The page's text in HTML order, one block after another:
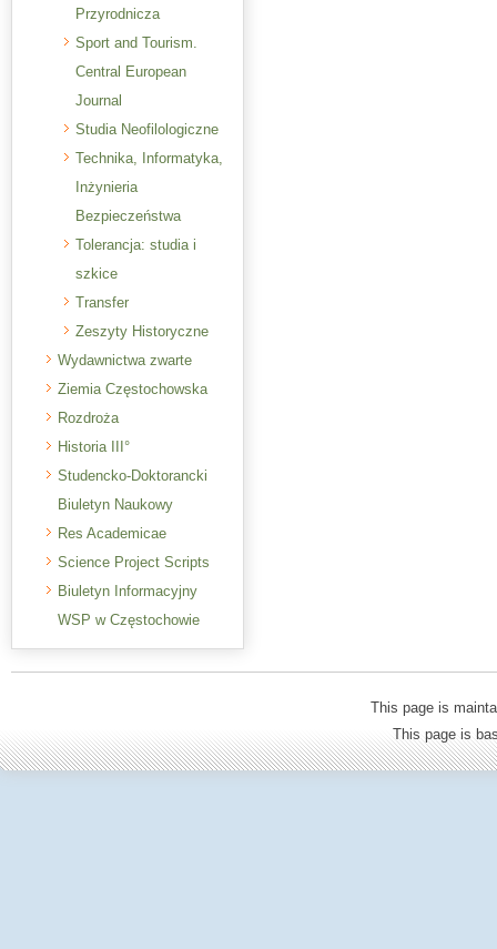
Przyrodnicza
Sport and Tourism.
Central European
Journal
Studia Neofilologiczne
Technika, Informatyka,
Inżynieria
Bezpieczeństwa
Tolerancja: studia i
szkice
Transfer
Zeszyty Historyczne
Wydawnictwa zwarte
Ziemia Częstochowska
Rozdroża
Historia III°
Studencko-Doktorancki
Biuletyn Naukowy
Res Academicae
Science Project Scripts
Biuletyn Informacyjny
WSP w Częstochowie
This page is
This page is